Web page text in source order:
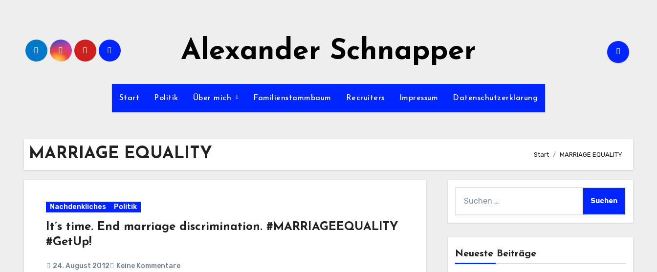
Alexander Schnapper
Start Politik Über mich Familienstammbaum Recruiters Impressum Datenschutzerklärung
MARRIAGE EQUALITY Start MARRIAGE EQUALITY
Nachdenkliches Politik
It’s time. End marriage discrimination. #MARRIAGEEQUALITY
#GetUp!
24. August 2012 Keine Kommentare
nach:
Neueste Beiträge